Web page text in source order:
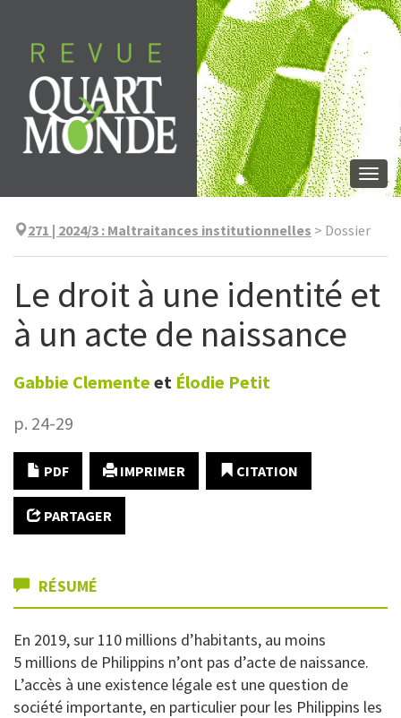
contenu
271 | 2024/3 : Maltraitances institutionnelles > Dossier
Le droit à une identité et
à un acte de naissance
Gabbie Clemente et Élodie Petit
p. 24-29
PDF IMPRIMER CITATION
PARTAGER
RÉSUMÉ
En 2019, sur 110 millions d’habitants, au moins
5 millions de Philippins n’ont pas d’acte de naissance.
L’accès à une existence légale est une question de
société importante, en particulier pour les Philippins les